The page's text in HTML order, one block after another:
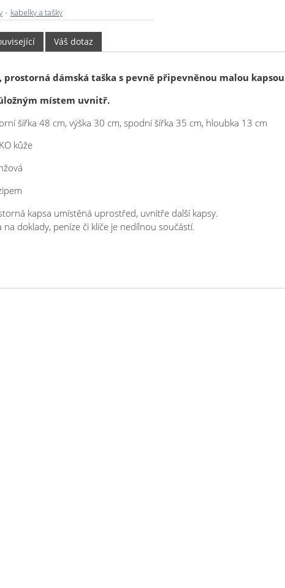
- kabelky a tašky
Váš dotaz
prostorná dámská taška s pevně připevněnou malou
místem uvnitř.
šířka 48 cm, výška 30 cm, spodní šířka 35 cm, hloubka 13 cm
kůže
kapsa umístěná uprostřed, uvnitře další kapsy.
na doklady, peníze či klíče je nedílnou součástí.